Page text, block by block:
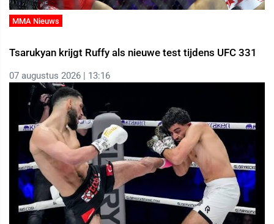
MMA Nieuws
Tsarukyan krijgt Ruffy als nieuwe test tijdens UFC 331
07 augustus 2026 | 13:16